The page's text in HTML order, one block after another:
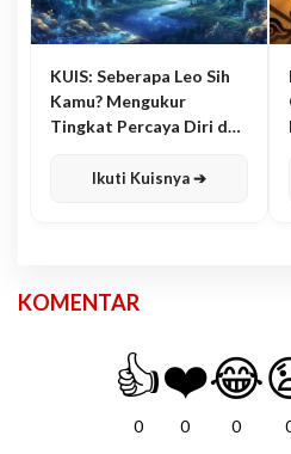
KUIS: Seberapa Leo Sih
Kamu? Mengukur
Tingkat Percaya Diri dan
Ikuti Kuisnya ➔
KOMENTAR
👍
0
❤️
0
😂
0